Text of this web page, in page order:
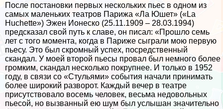
После постановки первых нескольких пьес в одном из
самых маленьких театров Парижа «Ла Юшет» («La
Huchette») Эжен Ионеско (25.11.1909 – 28.03.1994)
предсказал свой путь к славе, он писал: «Прошло семь
лет с того момента, когда в Париже сыграли мою первую
пьесу. Это был скромный успех, посредственный
скандал. У моей второй пьесы провал был немного более
громким, скандал несколько покрупнее. И только в 1952
году, в связи со «Стульями» события начали принимать
более широкий разворот. Каждый вечер в театре
присутствовало восемь человек, весьма недовольных
пьесой, но вызванный ею шум был услышан значительно